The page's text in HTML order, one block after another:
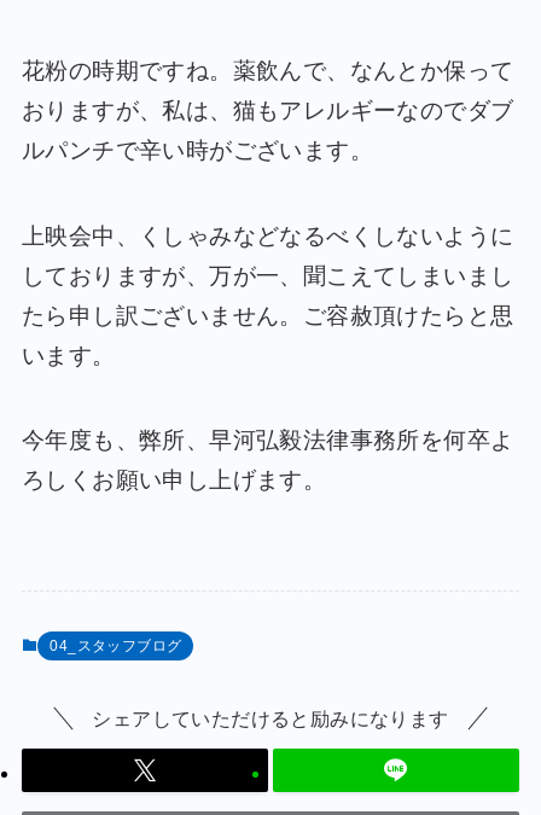
花粉の時期ですね。薬飲んで、なんとか保って
おりますが、私は、猫もアレルギーなのでダブ
ルパンチで辛い時がございます。
上映会中、くしゃみなどなるべくしないように
しておりますが、万が一、聞こえてしまいまし
たら申し訳ございません。ご容赦頂けたらと思
います。
今年度も、弊所、早河弘毅法律事務所を何卒よ
ろしくお願い申し上げます。
04_スタッフブログ
シェアしていただけると励みになります